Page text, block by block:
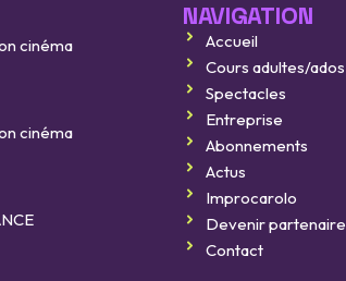
cinéma
cinéma
NAVIGATION
Accueil
Cours adultes/ados
Spectacles
Entreprise
Abonnements
Actus
Improcarolo
Devenir partenaire
Contact